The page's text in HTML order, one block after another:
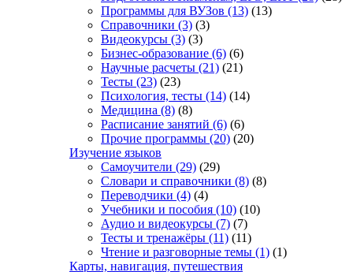
Программы для ВУЗов (13) (13)
Справочники (3) (3)
Видеокурсы (3) (3)
Бизнес-образование (6) (6)
Научные расчеты (21) (21)
Тесты (23) (23)
Психология, тесты (14) (14)
Медицина (8) (8)
Расписание занятий (6) (6)
Прочие программы (20) (20)
Изучение языков
Самоучители (29) (29)
Словари и справочники (8) (8)
Переводчики (4) (4)
Учебники и пособия (10) (10)
Аудио и видеокурсы (7) (7)
Тесты и тренажёры (11) (11)
Чтение и разговорные темы (1) (1)
Карты, навигация, путешествия